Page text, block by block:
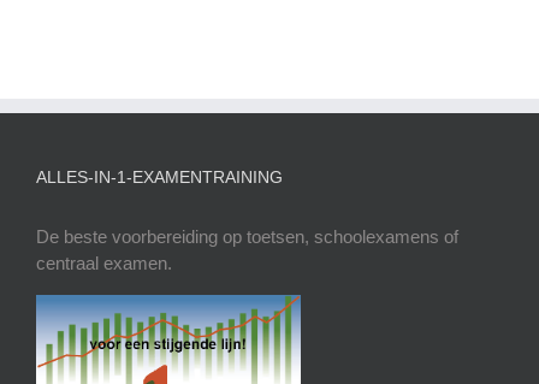
ALLES-IN-1-EXAMENTRAINING
De beste voorbereiding op toetsen, schoolexamens of
centraal examen.